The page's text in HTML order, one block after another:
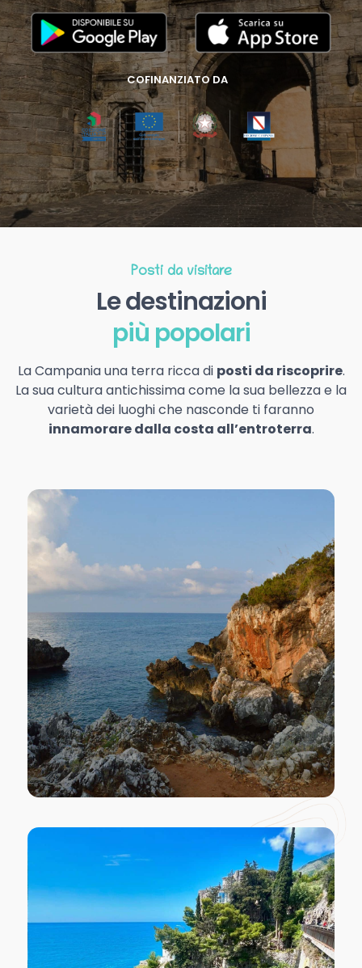
COFINANZIATO DA
Posti da visitare
Le destinazioni
più popolari
La Campania una terra ricca di posti da riscoprire.
La sua cultura antichissima come la sua bellezza e la
varietà dei luoghi che nasconde ti faranno
innamorare dalla costa all’entroterra.